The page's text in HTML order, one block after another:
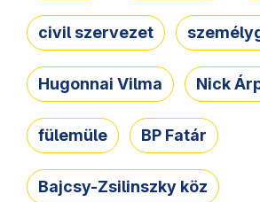
civil szervezet
Hugonnai Vilma Nick
fülemüle BP Fatár
Bajcsy-Zsilinszky köz